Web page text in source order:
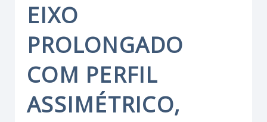
EIXO
PROLONGADO
COM PERFIL
ASSIMÉTRICO,